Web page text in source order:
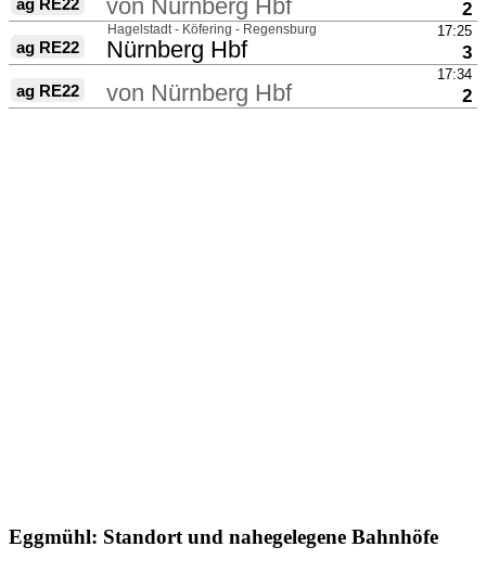
Eggmühl: Standort und nahegelegene Bahnhöfe